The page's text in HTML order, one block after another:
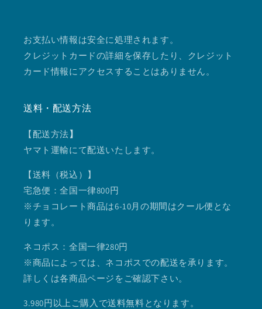
お支払い情報は安全に処理されます。
クレジットカードの詳細を保存したり、クレジット
カード情報にアクセスすることはありません。
送料・配送方法
【配送方法】
ヤマト運輸にて配送いたします。
【送料（税込）】
宅急便：全国一律800円
※チョコレート商品は6-10月の期間はクール便とな
ります。
ネコポス：全国一律280円
※商品によっては、ネコポスでの配送を承ります。
詳しくは各商品ページをご確認下さい。
3.980円以上ご購入で送料無料となります。